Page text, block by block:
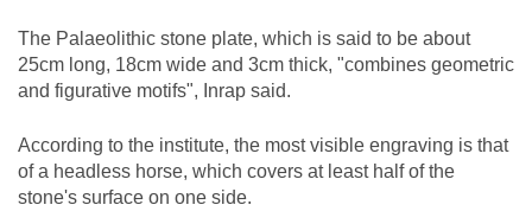
The Palaeolithic stone plate, which is said to be about
25cm long, 18cm wide and 3cm thick, "combines geometric
and figurative motifs", Inrap said.
According to the institute, the most visible engraving is that
of a headless horse, which covers at least half of the
stone's surface on one side.